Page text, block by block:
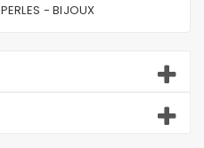
PERLES - BIJOUX